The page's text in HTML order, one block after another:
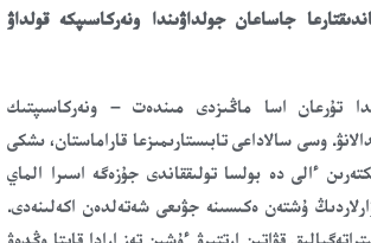
جاساعان جولداۋىندا ونەركاسىپكە قولداۋ
تۇرعان اسا ماڭىزدى مىندەت – ونەركاسىپتىك
وسى سالاداعى تابىستارىمىزعا قاراماستان، ىشكى
ءالى دە بولسا تولىققاندى جۇزەگە اسىرا الماي
ۇشتەن ەكىسىنە جۋىعى شەتەلدەن اكەلىنەدى.